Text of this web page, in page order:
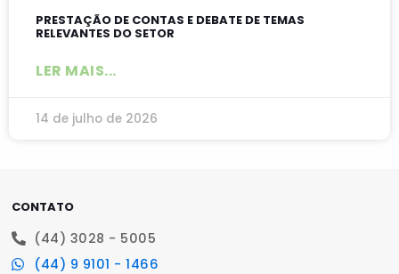
PRESTAÇÃO DE CONTAS E DEBATE DE TEMAS
RELEVANTES DO SETOR
LER MAIS...
14 de julho de 2026
CONTATO
(44) 3028 - 5005
(44) 9 9101 - 1466